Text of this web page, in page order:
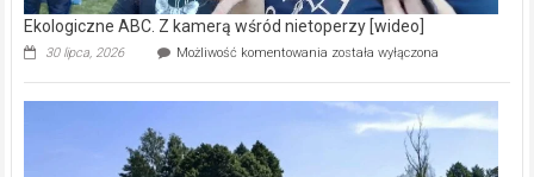
Ekologiczne ABC. Z kamerą wśród nietoperzy [wideo]
30 lipca, 2026 Możliwość komentowania Ekologiczne
kamerą
wśród
została wyłączona